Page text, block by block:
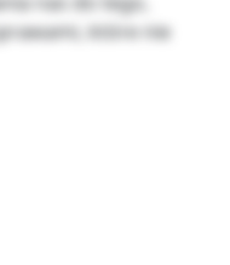
które nie